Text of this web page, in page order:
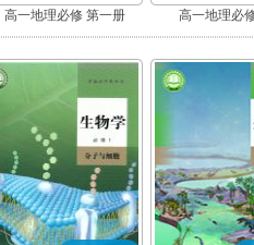
高一地理必修 第一册 高一地理必